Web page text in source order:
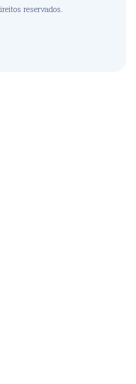
reservados.